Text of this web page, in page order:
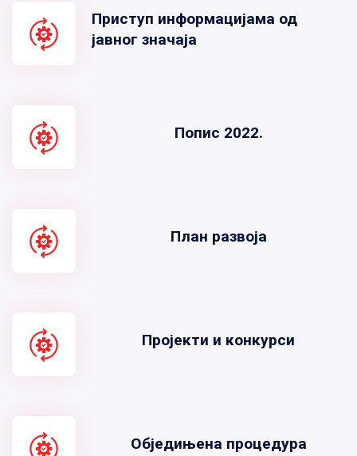
Приступ информацијама од
јавног значаја
Попис 2022.
План развоја
Пројекти и конкурси
Обједињена процедура